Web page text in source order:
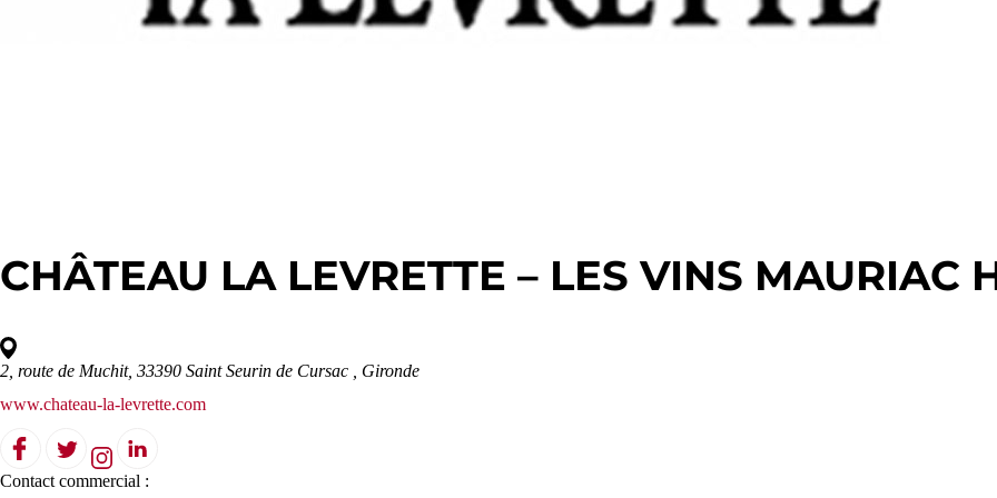
CHÂTEAU LA LEVRETTE – LES VINS MAURIAC
2, route de Muchit, 33390 Saint Seurin de Cursac
, Gironde
www.chateau-la-levrette.com
Contact commercial :